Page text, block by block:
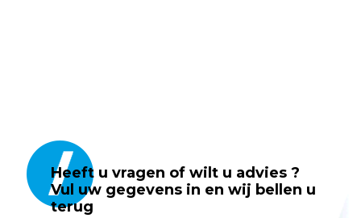
Heeft u vragen of wilt u advies ?
Vul uw gegevens in en wij bellen u
terug